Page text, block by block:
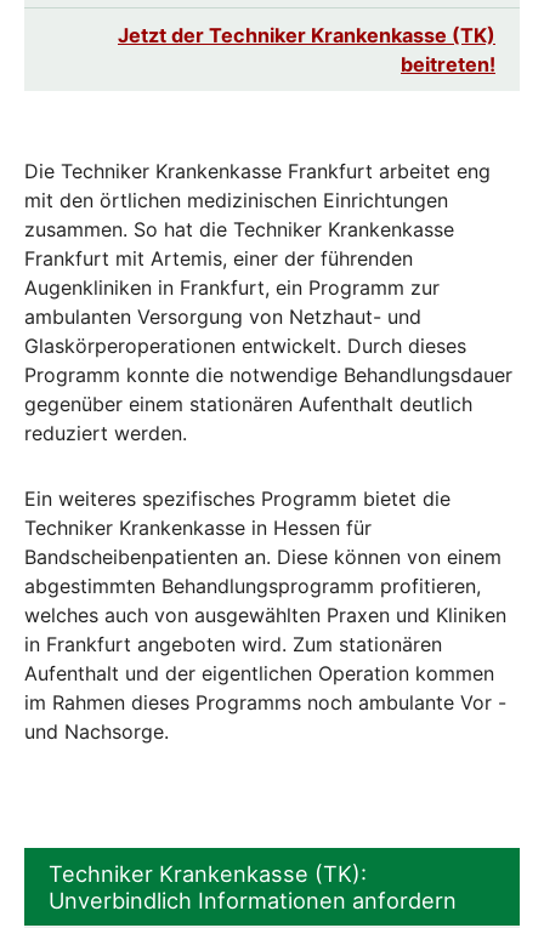
Jetzt der Techniker Krankenkasse (TK)
beitreten!
Die Techniker Krankenkasse Frankfurt arbeitet eng
mit den örtlichen medizinischen Einrichtungen
zusammen. So hat die Techniker Krankenkasse
Frankfurt mit Artemis, einer der führenden
Augenkliniken in Frankfurt, ein Programm zur
ambulanten Versorgung von Netzhaut- und
Glaskörperoperationen entwickelt. Durch dieses
Programm konnte die notwendige Behandlungsdauer
gegenüber einem stationären Aufenthalt deutlich
reduziert werden.
Ein weiteres spezifisches Programm bietet die
Techniker Krankenkasse in Hessen für
Bandscheibenpatienten an. Diese können von einem
abgestimmten Behandlungsprogramm profitieren,
welches auch von ausgewählten Praxen und Kliniken
in Frankfurt angeboten wird. Zum stationären
Aufenthalt und der eigentlichen Operation kommen
im Rahmen dieses Programms noch ambulante Vor -
und Nachsorge.
Techniker Krankenkasse (TK):
Unverbindlich Informationen anfordern